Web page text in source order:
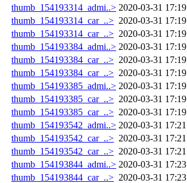
thumb_154193314_admi..> 2020-03-31 17:19
thumb_154193314_car_..> 2020-03-31 17:19
thumb_154193314_car_..> 2020-03-31 17:19
thumb_154193384_admi..> 2020-03-31 17:19
thumb_154193384_car_..> 2020-03-31 17:19
thumb_154193384_car_..> 2020-03-31 17:19
thumb_154193385_admi..> 2020-03-31 17:19
thumb_154193385_car_..> 2020-03-31 17:19
thumb_154193385_car_..> 2020-03-31 17:19
thumb_154193542_admi..> 2020-03-31 17:21
thumb_154193542_car_..> 2020-03-31 17:21
thumb_154193542_car_..> 2020-03-31 17:21
thumb_154193844_admi..> 2020-03-31 17:23
thumb_154193844_car_..> 2020-03-31 17:23